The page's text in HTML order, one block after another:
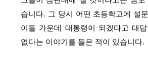
습니다. 그 당시 어떤 초등학교에 설
이들 가운데 대통령이 되겠다고 대
없다는 이야기를 들은 적이 있습니다.